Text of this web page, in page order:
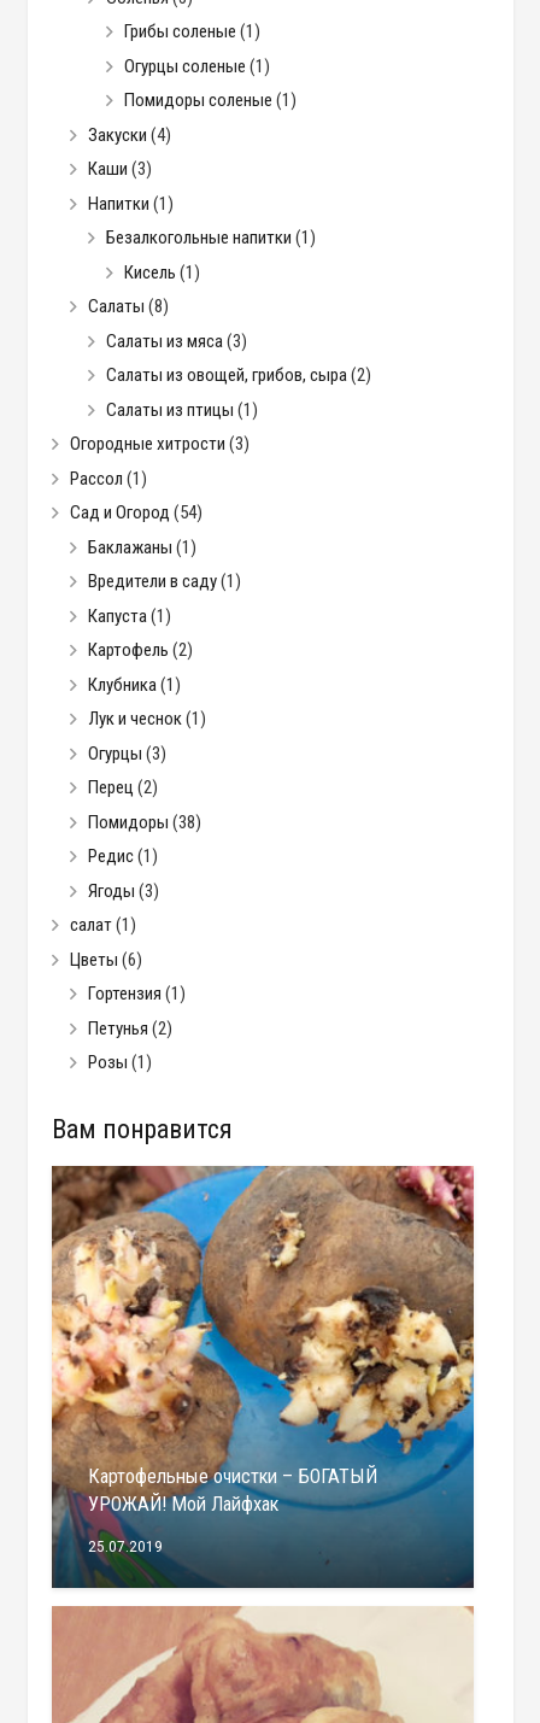
Грибы соленые (1)
Огурцы соленые (1)
Помидоры соленые (1)
Закуски (4)
Каши (3)
Напитки (1)
Безалкогольные напитки (1)
Кисель (1)
Салаты (8)
Салаты из мяса(3)
Салаты из овощей, грибов, сыра(2)
Салаты из птицы (1)
Огородные хитрости (3)
Рассол (1)
Сад и Огород (54)
Баклажаны (1)
Вредители в саду(1)
Капуста(1)
Картофель (2)
Клубника(1)
Лук и чеснок(1)
Огурцы (3)
Перец (2)
Помидоры (38)
Редис(1)
Ягоды (3)
салат(1)
Цветы (6)
Гортензия (1)
Петунья (2)
Розы (1)
Вам понравится
Картофельные очистки – БОГАТЫЙ
УРОЖАЙ! Мой Лайфхак
25.07.2019